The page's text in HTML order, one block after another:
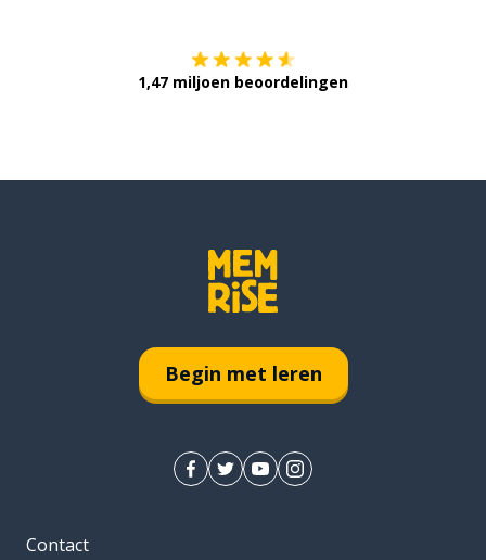
1,47 miljoen beoordelingen
Begin met leren
Contact